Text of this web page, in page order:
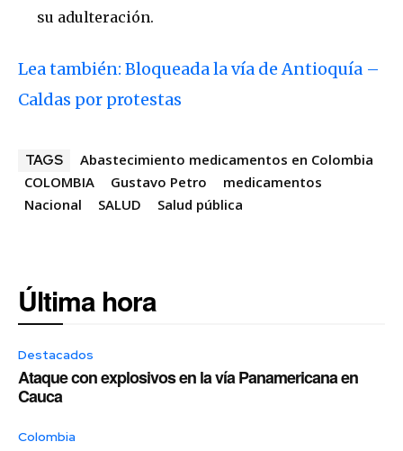
su adulteración.
Lea también: Bloqueada la vía de Antioquía –
Caldas por protestas
TAGS
Abastecimiento medicamentos en Colombia
COLOMBIA
Gustavo Petro
medicamentos
Nacional
SALUD Salud pública
Última hora
Destacados
Ataque con explosivos en la vía Panamericana en
Cauca
Colombia